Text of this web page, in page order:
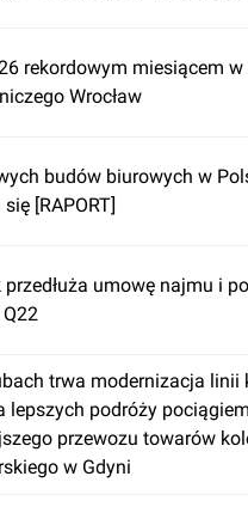
rekordowym miesiącem
Wrocław
budów biurowych w
[RAPORT]
przedłuża umowę najmu i
trwa modernizacja linii
lepszych podróży
przewozu towarów
w Gdyni